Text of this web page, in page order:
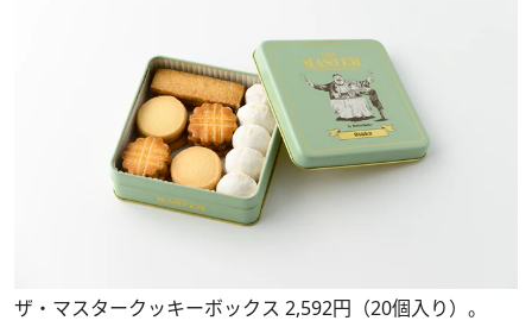
ザ・マスタークッキーボックス 2,592円（20個入り）。